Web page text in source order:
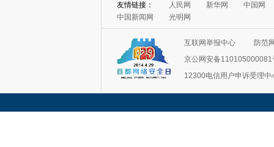
友情链接： 人民网 新华网
中国网
中国新闻网
光明网
互联网举报中心
防范
京公网安备110105000081
12300电信用户申诉受理中